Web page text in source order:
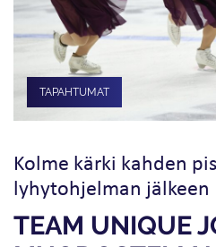
TAPAHTUMAT
Kolme kärki kahden
lyhytohjelman jälkeen
TEAM UNIQUE